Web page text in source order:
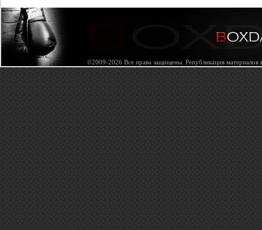
©2009-2026 Все права защищены. Републикация материалов